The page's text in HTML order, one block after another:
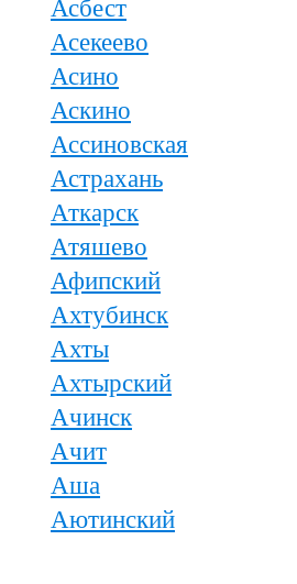
Асбест
Асекеево
Асино
Аскино
Ассиновская
Астрахань
Аткарск
Атяшево
Афипский
Ахтубинск
Ахты
Ахтырский
Ачинск
Ачит
Аша
Аютинский